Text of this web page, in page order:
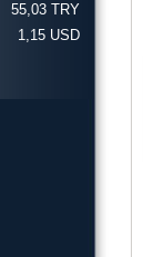
55,03 TRY
1,15 USD